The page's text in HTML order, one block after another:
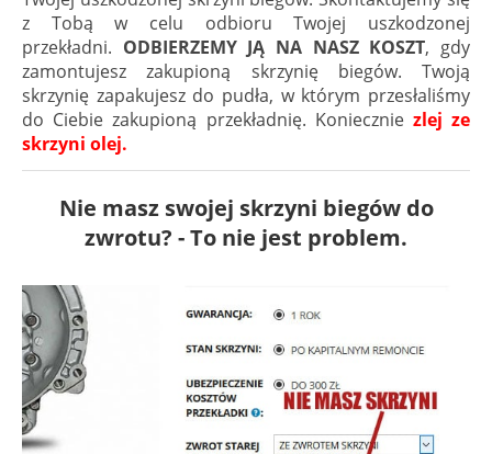
z Tobą w celu odbioru Twojej uszkodzonej
przekładni. ODBIERZEMY JĄ NA NASZ KOSZT, gdy
zamontujesz zakupioną skrzynię biegów. Twoją
skrzynię zapakujesz do pudła, w którym przesłaliśmy
do Ciebie zakupioną przekładnię. Koniecznie zlej ze
skrzyni olej.
Nie masz swojej skrzyni biegów do
zwrotu? - To nie jest problem.